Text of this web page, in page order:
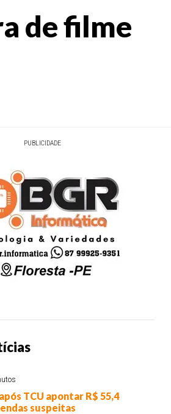
de filme
PUBLICIDADE
TCU apontar R$ 55,4
suspeitas